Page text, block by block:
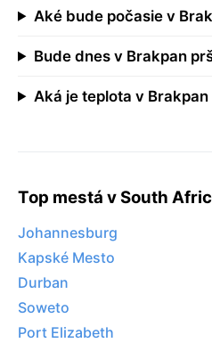
Aké bude počasie v
Bude dnes v Brakpan
Aká je teplota v Brakpan
Top mestá v South
Johannesburg
Kapské Mesto
Durban
Soweto
Port Elizabeth